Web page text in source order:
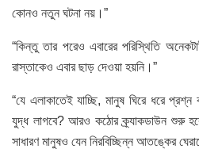
কোনও নতুন ঘটনা নয়।”
“কিন্তু তার পরেও এবারের পরিস্থিতি
রাস্তাকেও এবার ছাড় দেওয়া হয়নি।”
“যে এলাকাতেই যাচ্ছি, মানুষ ঘিরে ধরে
যুদ্ধ লাগবে? আরও কঠোর ক্র্যাকডাউন শুরু
সাধারণ মানুষও যেন নিরবিচ্ছিন্ন আতঙ্কের